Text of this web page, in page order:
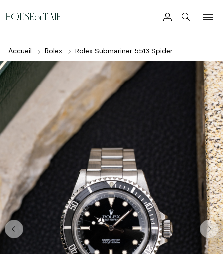
Accueil Rolex Rolex Submariner 5513 Spider